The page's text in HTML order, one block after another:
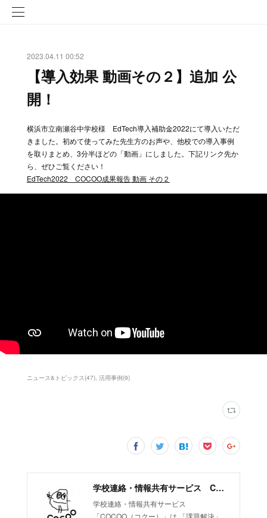
2023.04.11 00:52
【導入効果 動画その２】追加 公
開！
横浜市立南瀬谷中学校様 EdTech導入補助金2022にて導入いただ
きました。初めて使ってみた先生方のお声や、他校での導入事例
を取りまとめ、3分半ほどの「動画」にしました。下記リンク先か
ら、ぜひご覧ください！
EdTech2022 COCOO成果報告 動画 その２
ニュース&トピックス(47) 活用事例(9)
学校連絡・情報共有サービス COCOO（コクー）
学校連絡・情報共有サービス
「COCOO（コクー）」は 「課題解決」